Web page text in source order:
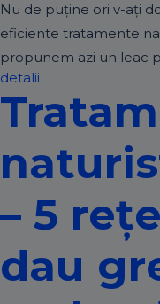
Nu de puține ori v-ați
eficiente tratamente
propunem azi un leac
detalii
– 5
dau